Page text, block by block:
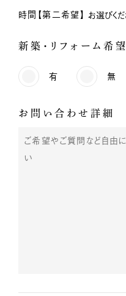
時間【第二希望】
新築・リフォーム希望
有 無
お問い合わせ詳細